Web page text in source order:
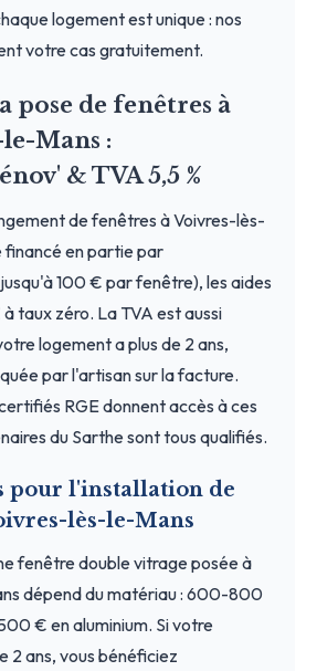
logement est unique : nos
votre cas gratuitement.
pose de fenêtres à
Mans :
& TVA 5,5 %
de fenêtres à Voivres-lès-
en partie par
100 € par fenêtre), les aides
taux zéro. La TVA est aussi
logement a plus de 2 ans,
par l'artisan sur la facture.
RGE donnent accès à ces
du Sarthe sont tous qualifiés.
pour l'installation de
lès-le-Mans
fenêtre double vitrage posée à
dépend du matériau : 600-800
€ en aluminium. Si votre
2 ans, vous bénéficiez